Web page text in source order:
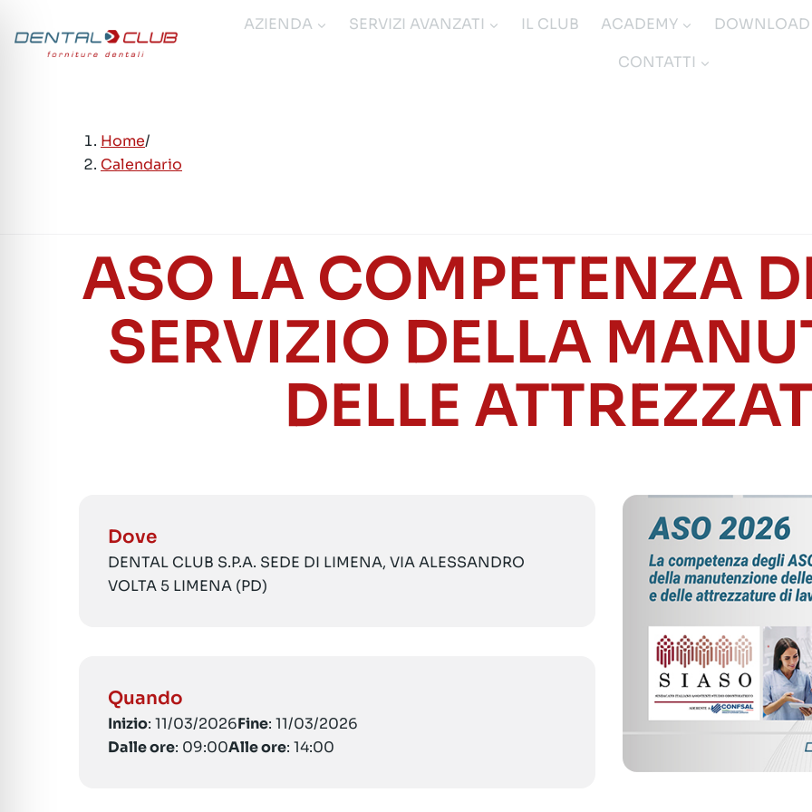
contenuto
AZIENDA SERVIZI AVANZATI IL CLUB ACADEMY
DOWNLOAD
CONTATTI
Home/
Calendario
ASO LA COMPETENZA
SERVIZIO DELLA
DELLE
Dove
DENTAL CLUB S.P.A. SEDE DI LIMENA, VIA ALESSANDRO
VOLTA 5 LIMENA (PD)
Quando
Inizio: 11/03/2026Fine: 11/03/2026
Dalle ore: 09:00Alle ore: 14:00